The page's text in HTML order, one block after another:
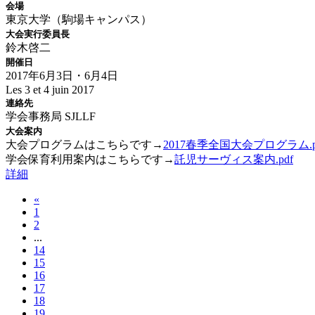
会場
東京大学（駒場キャンパス）
大会実行委員長
鈴木啓二
開催日
2017年6月3日・6月4日
Les 3 et 4 juin 2017
連絡先
学会事務局 SJLLF
大会案内
大会プログラムはこちらです→ 2017春季全国大会プログラム
学会保育利用案内はこちらです→託児サーヴィス案内.pdf
詳細
«
1
2
...
14
15
16
17
18